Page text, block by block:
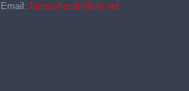
Email: hansa-flexdn@ukr.net